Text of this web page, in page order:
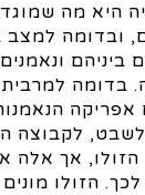
היא מה
ובדומה למצב
ביניהם
בדומה
לקבוצה
הזולו, אך אלה